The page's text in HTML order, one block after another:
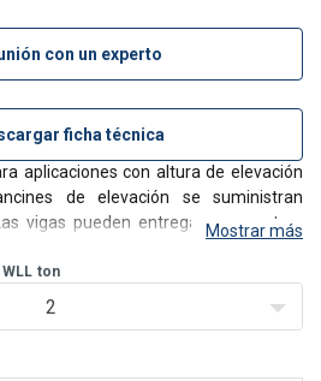
con un experto
ficha técnica
aplicaciones con altura de elevación
de elevación se suministran
vigas pueden entregarse xon otros
Mostrar más
ton
2